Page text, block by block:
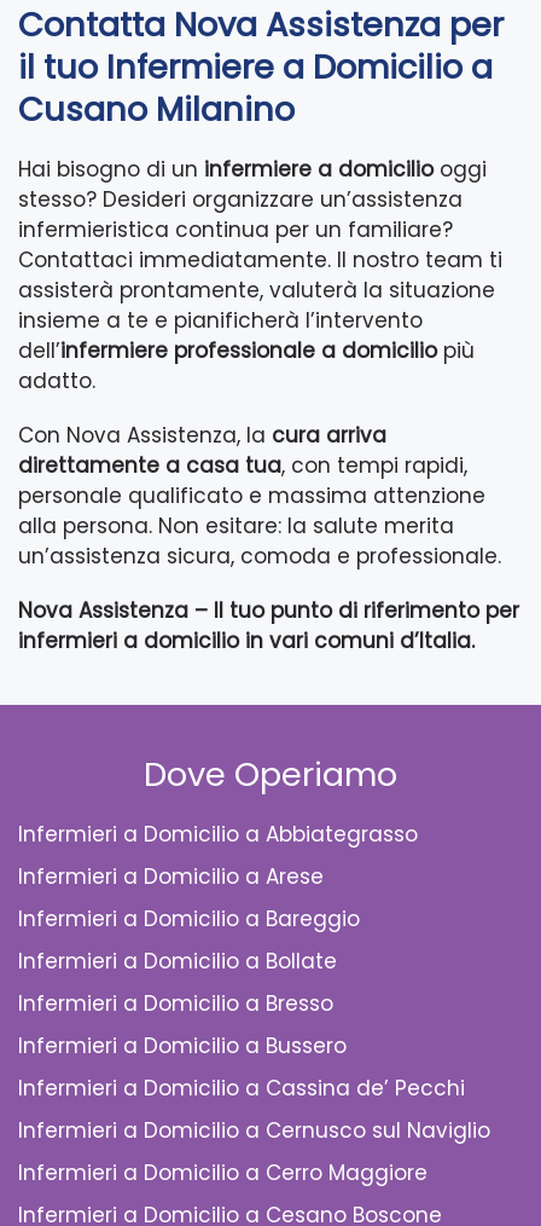
Contatta Nova Assistenza per
il tuo Infermiere a Domicilio a
Cusano Milanino
Hai bisogno di un infermiere a domiciliooggi
stesso? Desideri organizzare un’assistenza
infermieristica continua per un familiare?
Contattaci immediatamente. Il nostro team ti
assisterà prontamente, valuterà la situazione
insieme a te e pianificherà l’intervento
dell’infermiere professionale a domiciliopiù
adatto.
Con Nova Assistenza, la cura arriva
direttamente a casa tua, con tempi rapidi,
personale qualificato e massima attenzione
alla persona. Non esitare: la salute merita
un’assistenza sicura, comoda e professionale.
Nova Assistenza – Il tuo punto di riferimento per
infermieri a domicilio in vari comuni d’Italia.
Dove Operiamo
Infermieri a Domicilio a Abbiategrasso
Infermieri a Domicilio a Arese
Infermieri a Domicilio a Bareggio
Infermieri a Domicilio a Bollate
Infermieri a Domicilio a Bresso
Infermieri a Domicilio a Bussero
Infermieri a Domicilio a Cassina de’ Pecchi
Infermieri a Domicilio a Cernusco sul Naviglio
Infermieri a Domicilio a Cerro Maggiore
Infermieri a Domicilio a Cesano Boscone